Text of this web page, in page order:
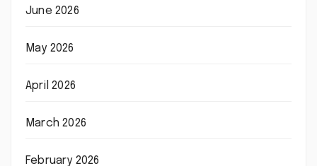
June 2026
May 2026
April 2026
March 2026
February 2026